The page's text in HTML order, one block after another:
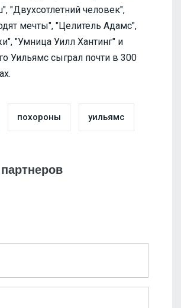
"Двухсотлетний человек",
мечты", "Целитель Адамс",
"Умница Уилл Хантинг" и
Уильямс сыграл почти в 300
похороны уильямс